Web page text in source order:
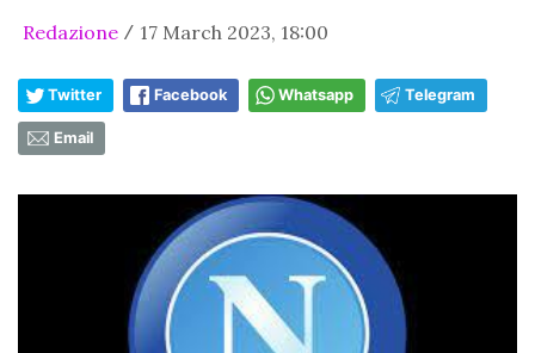
Redazione / 17 March 2023, 18:00
Twitter Facebook Whatsapp Telegram
Email